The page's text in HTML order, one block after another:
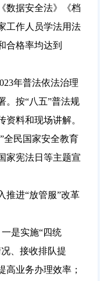
数据安全法》《档
工作人员学法用法
合格率均达到
年普法依法治理
。按“八五”普法规
料和现场讲解。
全民国家安全教育
家宪法日等主题宣
进“放管服”改革
是实施“四统
、接收排队提
高业务办理效率；